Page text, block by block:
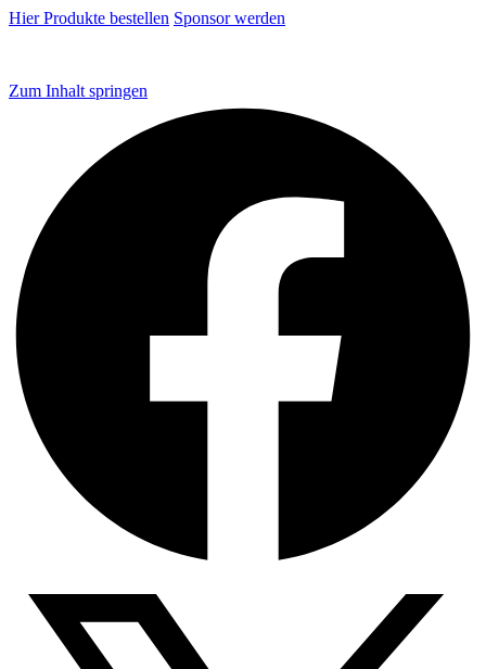
Hier Produkte bestellen Sponsor werden
Zum Inhalt springen